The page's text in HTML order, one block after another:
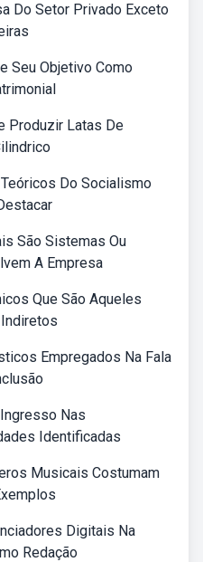
Do Setor Privado Exceto
Seu Objetivo Como
Produzir Latas De
Do Socialismo
São Sistemas Ou
A Empresa
Que São Aqueles
Empregados Na Fala
Nas
Identificadas
Musicais Costumam
Digitais Na
Redação